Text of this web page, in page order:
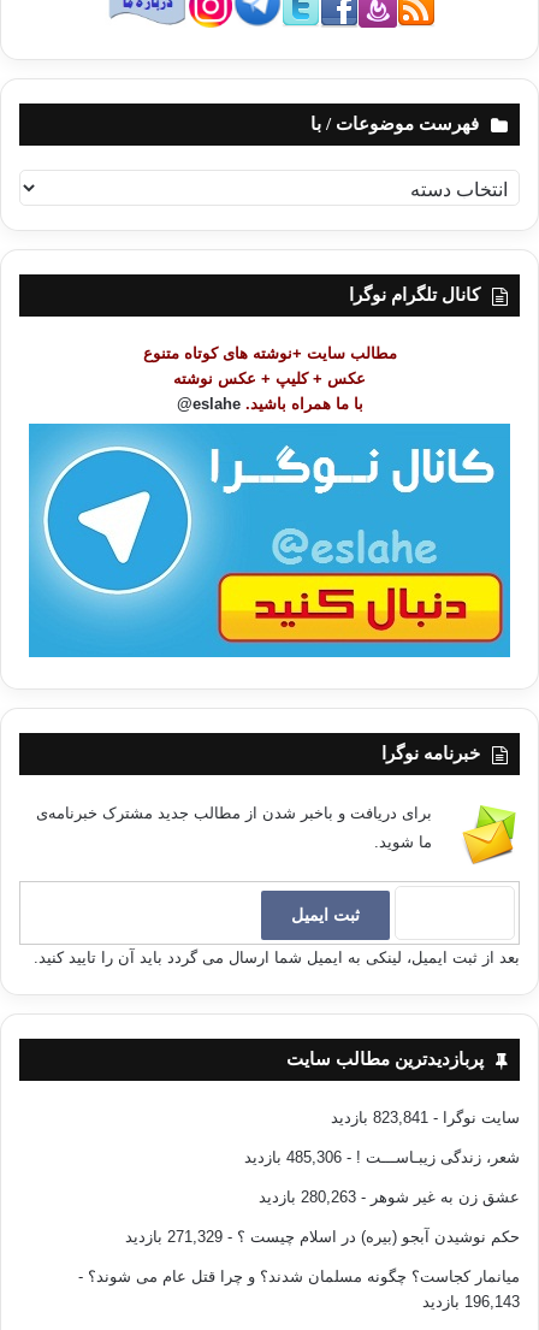
فهرست موضوعات / با
ه
ر
کانال تلگرام نوگرا
مطالب سایت +نوشته های کوتاه متنوع
عکس + کلیپ + عکس نوشته
با ما همراه باشید. eslahe@
خبرنامه نوگرا
برای دریافت و باخبر شدن از مطالب جدید مشترک خبرنامه‌ی
ما شوید.
بعد از ثبت ایمیل، لینکی به ایمیل شما ارسال می گردد باید آن را تایید کنید.
پربازدیدترین مطالب سایت
سایت نوگرا - 823,841 بازدید
شعر، زندگی زیبـاســـت ! - 485,306 بازدید
عشق زن به غیر شوهر - 280,263 بازدید
حکم نوشیدن آبجو (بیره) در اسلام چیست ؟ - 271,329 بازدید
میانمار کجاست؟ چگونه مسلمان شدند؟ و چرا قتل عام می شوند؟ -
196,143 بازدید